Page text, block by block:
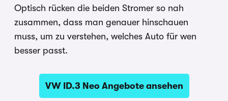
Optisch rücken die beiden Stromer so nah
zusammen, dass man genauer hinschauen
muss, um zu verstehen, welches Auto für wen
besser passt.
VW ID.3 Neo Angebote ansehen